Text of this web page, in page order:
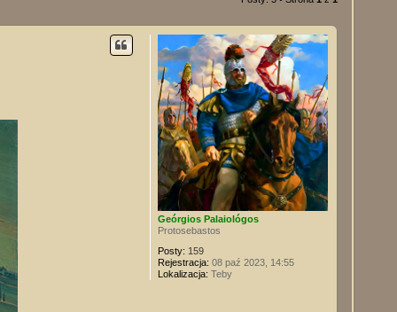
Geórgios Palaiológos
Protosebastos
Posty: 159
Rejestracja: 08 paź 2023, 14:55
Lokalizacja: Teby